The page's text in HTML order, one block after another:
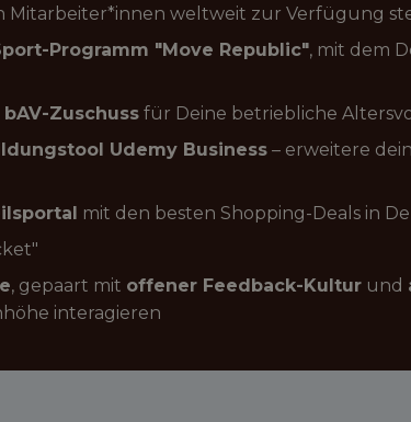
Mitarbeiter*innen weltweit zur Verfügung
Programm "Move Republic", mit dem
Zuschuss für Deine betriebliche
Udemy Business – erweitere
mit den besten Shopping-Deals in
, gepaart mit offener Feedback-Kultur und
interagieren